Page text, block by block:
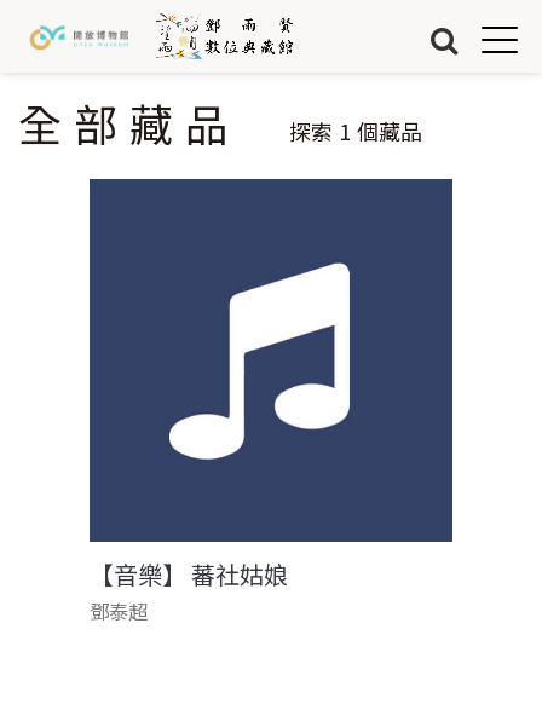
關於我們
Jump to Navigation
Jump to Main content
您在這裡
全部藏品 探索 1 個藏品
【音樂】 蕃社姑娘
鄧泰超